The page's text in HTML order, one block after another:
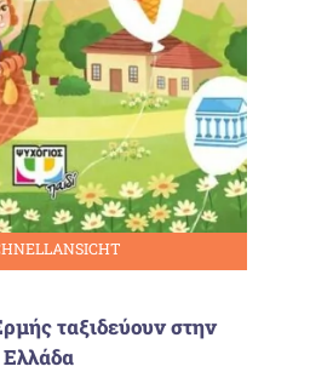
ταξιδεύουν στην
Ελλάδα